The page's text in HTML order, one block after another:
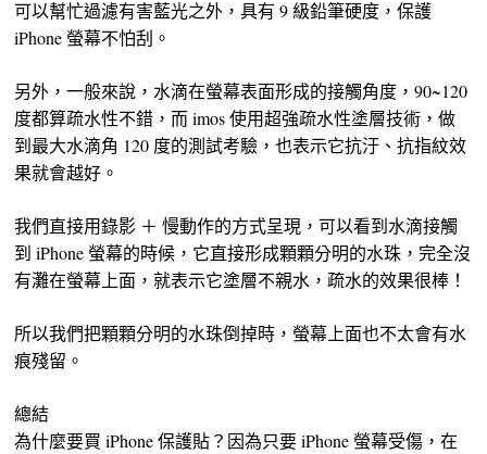
可以幫忙過濾有害藍光之外，具有 9 級鉛筆硬度，保護
iPhone 螢幕不怕刮。
另外，一般來說，水滴在螢幕表面形成的接觸角度，90~120
度都算疏水性不錯，而 imos 使用超強疏水性塗層技術，做
到最大水滴角 120 度的測試考驗，也表示它抗汙、抗指紋效
果就會越好。
我們直接用錄影 ＋ 慢動作的方式呈現，可以看到水滴接觸
到 iPhone 螢幕的時候，它直接形成顆顆分明的水珠，完全沒
有灘在螢幕上面，就表示它塗層不親水，疏水的效果很棒！
所以我們把顆顆分明的水珠倒掉時，螢幕上面也不太會有水
痕殘留。
總結
為什麼要買 iPhone 保護貼？因為只要 iPhone 螢幕受傷，在